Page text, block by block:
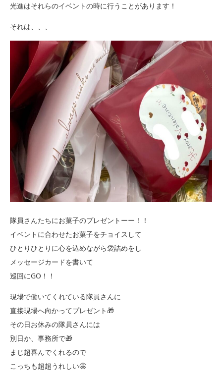
光進はそれらのイベントの時に行うことがあります！
それは、、、
隊員さんたちにお菓子のプレゼントーー！！
イベントに合わせたお菓子をチョイスして
ひとりひとりに心を込めながら袋詰めをし
メッセージカードを書いて
巡回にGO！！
現場で働いてくれている隊員さんに
直接現場へ向かってプレゼント🎁
その日お休みの隊員さんには
別日か、事務所で🎁
まじ超喜んでくれるので
こっちも超超うれしい🤩